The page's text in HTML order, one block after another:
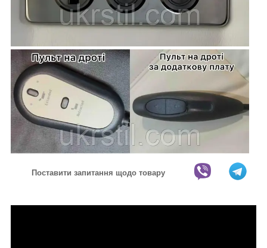
Поставити запитання щодо товару